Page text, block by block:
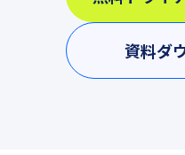
資料ダ